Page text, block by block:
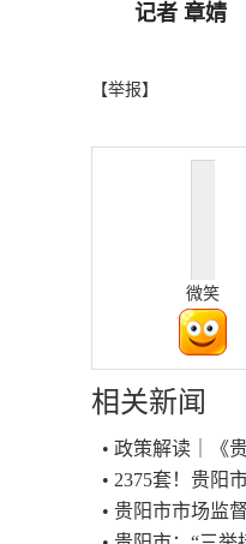
记者 章婧
【举报】
微笑
相关新闻
• 政策解读｜《
• 2375套！贵阳
• 贵阳市市场监